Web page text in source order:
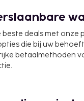
beste deals met onze
die bij uw
betaalmethoden